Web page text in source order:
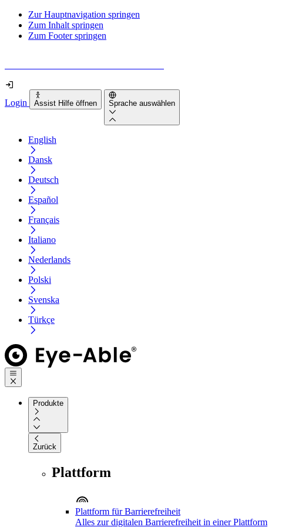
Zur Hauptnavigation springen
Zum Inhalt springen
Zum Footer springen
Login Assist Hilfe öffnen Sprache auswählen
English
Dansk
Deutsch
Español
Français
Italiano
Nederlands
Polski
Svenska
Türkçe
Produkte
Zurück
Plattform
Plattform für Barrierefreiheit
Alles zur digitalen Barrierefreiheit in einer Plattform